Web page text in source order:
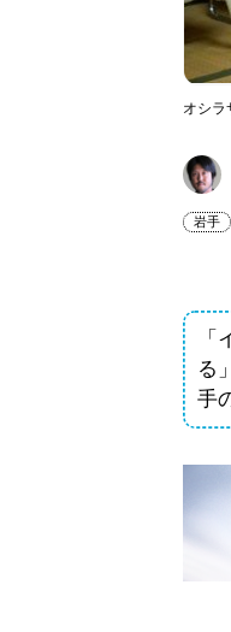
オシラ
岩手
る
手